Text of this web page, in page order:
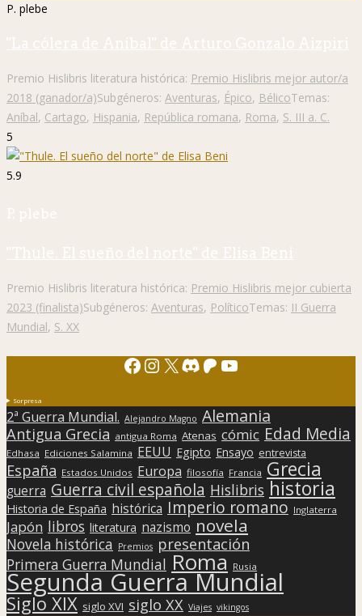
P. plebe
"La cólera de Aníbal" de Arturo Gonzalo Aizpiri
Premio Hislibris literatura histórica: Premio Hislibris mejor autor/a
2018 (ganador/a)Subgéneros: Aventuras, Épico, BélicoTemas:
Aníbal, Cartago, Hispania, República romana, Roma, S. III a. C.
5
5.9
P. plebe
"Thule. El sueño del norte" de Elisa Beni
Premio Hislibris literatura histórica: Premio Hislibris mejor cubierta
2023 (finalista)Subgéneros: Aventuras, PolíticoTemas: II Guerra
Mundial, S. XX
Facebook
Instagram
X Discord
Patreon
YouTube
Sorpresa
2ª Guerra Mundial. Alejandro Magno Alemania
Antigua Grecia antigua Roma Atenas cómic Edad Media
Edhasa Ediciones Salamina EEUU Egipto Ensayo entrevista
España Estados Unidos Europa filosofía Francia Grecia
guerra Guerra civil española Hislibris historia
Historia de España histórica Imperio romano Inglaterra
Japón libros literatura nazismo novela
Novela histórica Premios presentación
Primera Guerra Mundial Roma Rusia
Segunda Guerra Mundial
Siglo XIX siglo XVI siglo XX Viajes vikingos